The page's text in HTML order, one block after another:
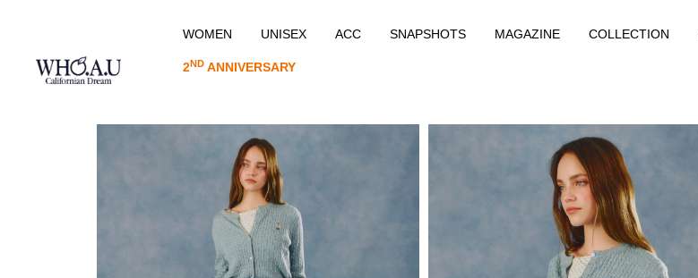
WOMEN UNISEX ACC SNAPSHOTS MAGAZINE COLLECTION
2NDANNIVERSARY